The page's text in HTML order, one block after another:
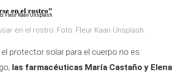
en el rostro”
en el rostro. Foto: Fleur Kaan Unsplash.
protector solar para el cuerpo no es
las farmacéuticas María Castaño y Elena